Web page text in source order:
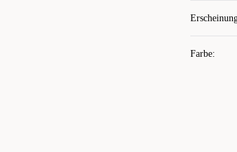
Farbe: